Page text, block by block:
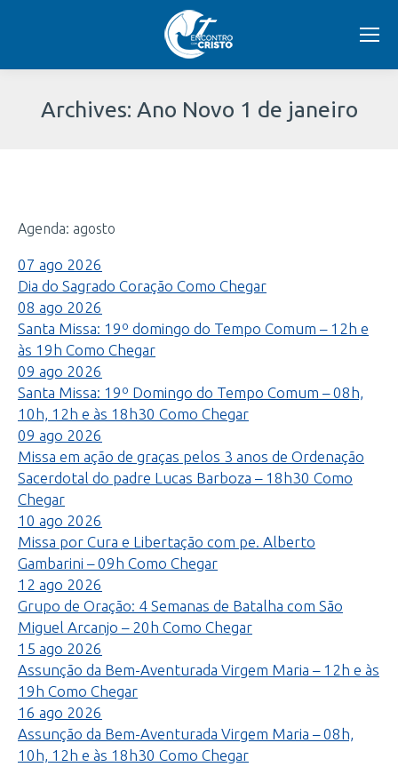
Archives: Ano Novo 1 de janeiro
Agenda: agosto
07 ago 2026
Dia do Sagrado Coração Como Chegar
08 ago 2026
Santa Missa: 19º domingo do Tempo Comum – 12h e
às 19h Como Chegar
09 ago 2026
Santa Missa: 19º Domingo do Tempo Comum – 08h,
10h, 12h e às 18h30 Como Chegar
09 ago 2026
Missa em ação de graças pelos 3 anos de Ordenação
Sacerdotal do padre Lucas Barboza – 18h30 Como
Chegar
10 ago 2026
Missa por Cura e Libertação com pe. Alberto
Gambarini – 09h Como Chegar
12 ago 2026
Grupo de Oração: 4 Semanas de Batalha com São
Miguel Arcanjo – 20h Como Chegar
15 ago 2026
Assunção da Bem-Aventurada Virgem Maria – 12h e às
19h Como Chegar
16 ago 2026
Assunção da Bem-Aventurada Virgem Maria – 08h,
10h, 12h e às 18h30 Como Chegar